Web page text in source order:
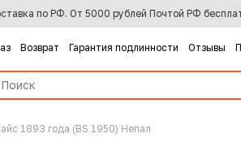
по РФ. От 5000 рублей Почтой РФ
Возврат Гарантия подлинности Отзывы
1893 года (BS 1950) Непал